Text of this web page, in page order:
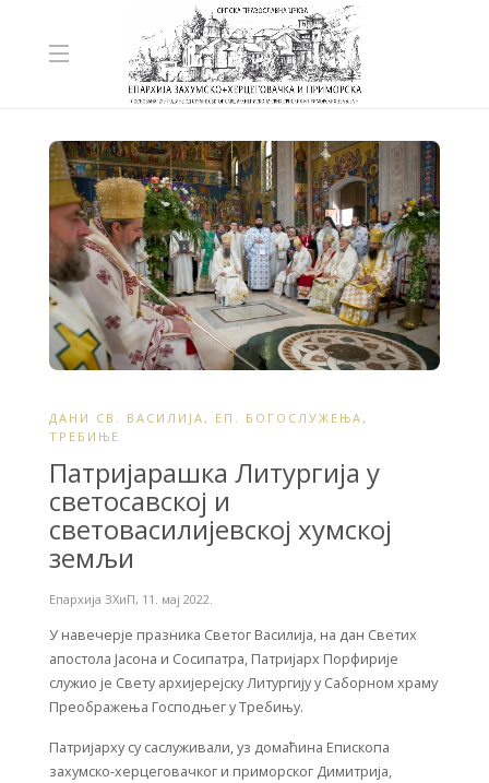
ДАНИ СВ. ВАСИЛИЈА, ЕП. БОГОСЛУЖЕЊА,
ТРЕБИЊЕ
Патријарашка Литургија у
светосавској и
световасилијевској хумској
земљи
Епархија ЗХиП, 11. мај 2022.
У навечерје празника Светог Василија, на дан Светих
апостола Јасона и Сосипатра, Пaтријарх Порфирије
служио је Свету архијерејску Литургију у Саборном храму
Преображења Господњег у Требињу.
Патријарху су саслуживали, уз домаћина Епископа
захумско-херцеговачког и приморског Димитрија,